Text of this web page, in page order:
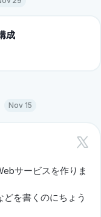
成
Nov 15
サービスを作りま
を書くのにちょう